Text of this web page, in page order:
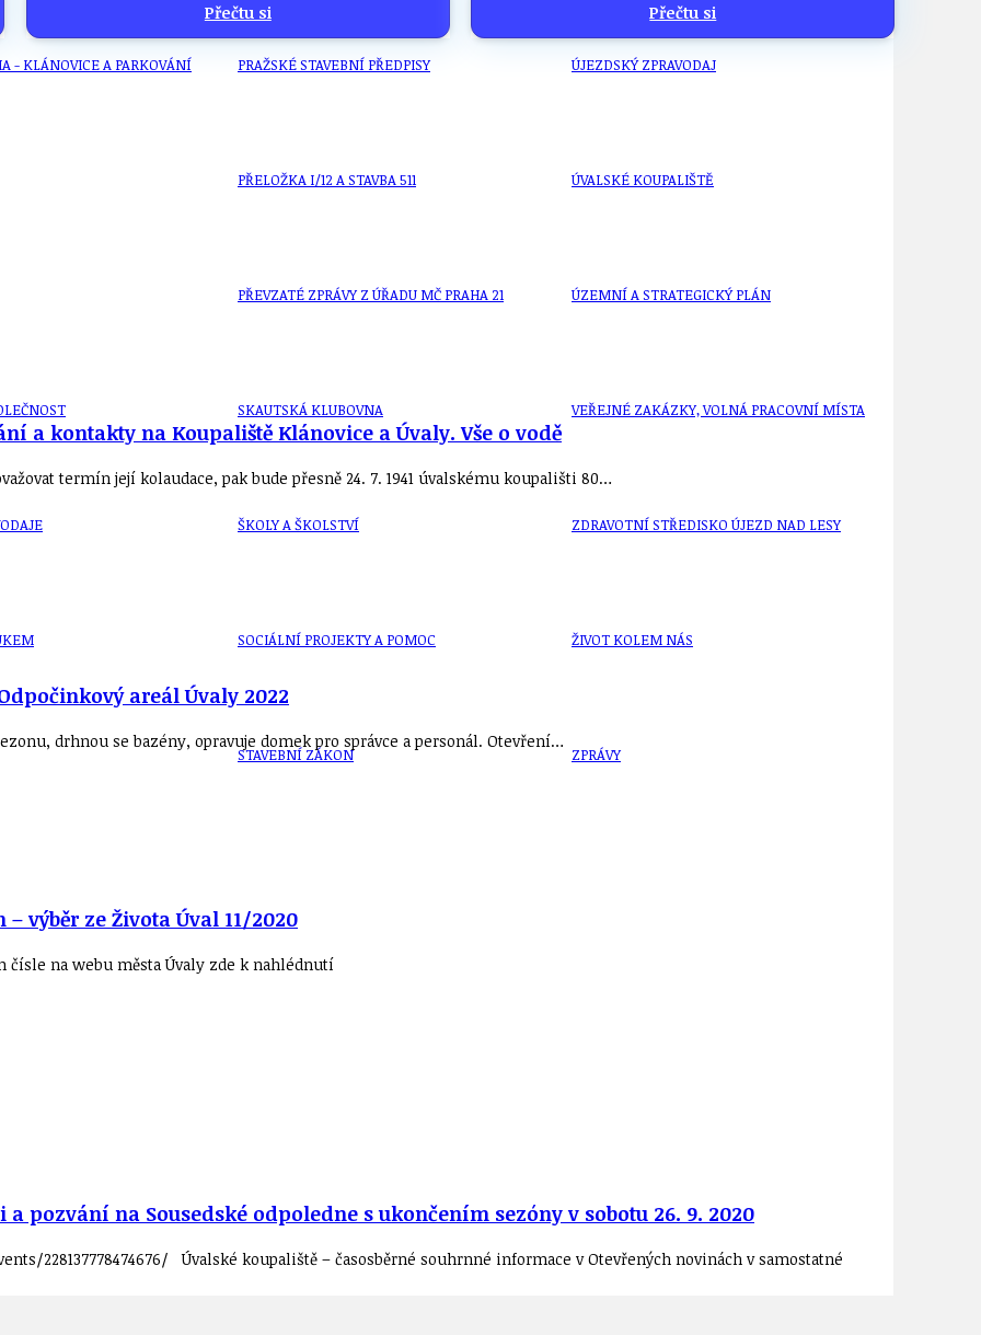
- KLÁNOVICE A PARKOVÁNÍ PRAŽSKÉ STAVEBNÍ PŘEDPISY
PŘELOŽKA I/12 A STAVBA 511
PŘEVZATÉ ZPRÁVY Z ÚŘADU MČ PRAHA 21
SKAUTSKÁ KLUBOVNA
ŠKOLY A ŠKOLSTVÍ
SOCIÁLNÍ PROJEKTY A POMOC
STAVEBNÍ ZÁKON
ÚJEZDSKÝ ZPRAVODAJ
ÚVALSKÉ KOUPALIŠTĚ
ÚZEMNÍ A STRATEGICKÝ PLÁN
VEŘEJNÉ ZAKÁZKY, VOLNÁ PRACOVNÍ MÍSTA
ZDRAVOTNÍ STŘEDISKO ÚJEZD NAD LESY
ŽIVOT KOLEM NÁS
ZPRÁVY
Přečtu si Přečtu si
a kontakty na Koupaliště Klánovice a Úvaly. Vše o vodě
termín její kolaudace, pak bude přesně 24. 7. 1941 úvalskému koupališti 80…
areál Úvaly 2022
drhnou se bazény, opravuje domek pro správce a personál. Otevření…
výběr ze Života Úval 11/2020
čísle na webu města Úvaly zde k nahlédnutí
pozvání na Sousedské odpoledne s ukončením sezóny v sobotu 26. 9. 2020
228137778474676/ Úvalské koupaliště – časosběrné souhrnné informace v Otevřených novinách v samostatné